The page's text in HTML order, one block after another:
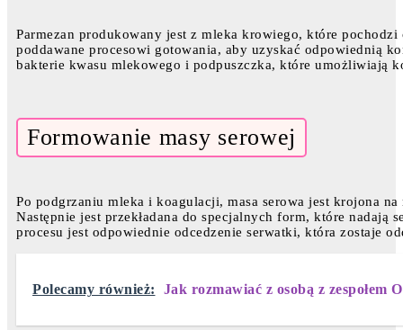
Parmezan produkowany jest z mleka krowiego, które
poddawane procesowi gotowania, aby uzyskać odpowiednią
bakterie kwasu mlekowego i podpuszczka, które umożliwiają
Formowanie masy serowej
Po podgrzaniu mleka i koagulacji, masa serowa jest krojona
Następnie jest przekładana do specjalnych form, które nadają
procesu jest odpowiednie odcedzenie serwatki, która zostaje
Polecamy również: Jak rozmawiać z osobą z zespołem